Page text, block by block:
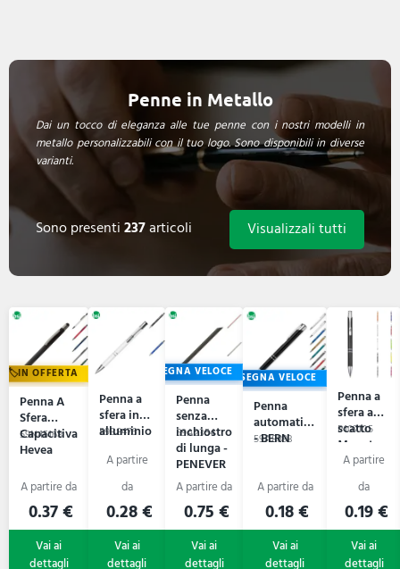
Penne in Metallo
Dai un tocco di eleganza alle tue penne con i nostri modelli in
metallo personalizzabili con il tuo logo. Sono disponibili in diverse
varianti.
Sono presenti237articoli Visualizzali tutti
IN OFFERTA
Penna A
Sfera
Capacitiva
Hevea
59N45168
0.37 €
Penna a
sfera in
alluminio
gommoso
Yvette
59B8476
0.28 €
CONSEGNA VELOCE
Penna
senza
inchiostro
di lunga -
PENEVER
59A2354
0.75 €
CONSEGNA VELOCE
Penna
automatica
- BERN
59A8893
0.18 €
Penna a
sfera a
scatto
Moneta
in
alluminio
P107105
0.19 €